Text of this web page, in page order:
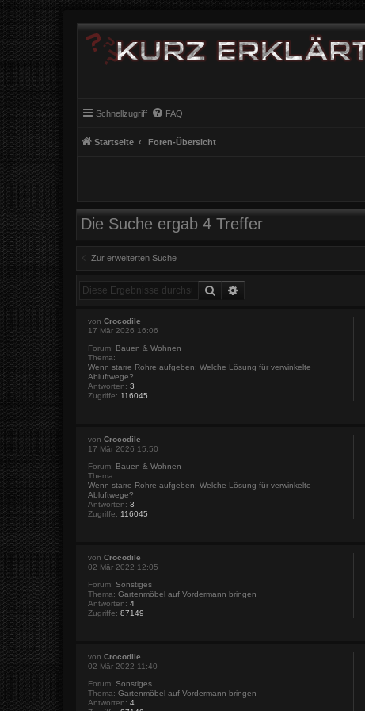
Schnellzugriff FAQ
Startseite Foren-Übersicht
Die Suche ergab 4 Treffer
Zur erweiterten Suche
Suche
von Crocodile
17 Mär 2026 16:06
Forum: Bauen & Wohnen
Thema:
Wenn starre Rohre aufgeben: Welche Lösung für verwinkelte
Abluftwege?
Antworten: 3
Zugriffe: 116045
von Crocodile
17 Mär 2026 15:50
Forum: Bauen & Wohnen
Thema:
Wenn starre Rohre aufgeben: Welche Lösung für verwinkelte
Abluftwege?
Antworten: 3
Zugriffe: 116045
von Crocodile
02 Mär 2022 12:05
Forum: Sonstiges
Thema: Gartenmöbel auf Vordermann bringen
Antworten: 4
Zugriffe: 87149
von Crocodile
02 Mär 2022 11:40
Forum: Sonstiges
Thema: Gartenmöbel auf Vordermann bringen
Antworten: 4